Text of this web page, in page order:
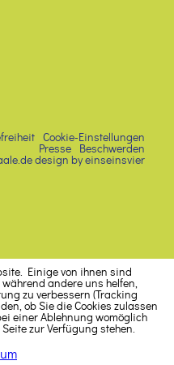
Cookie-Einstellungen
Presse
Beschwerden
design by einseinsvier
Einige von ihnen sind
andere uns helfen,
zu verbessern (Tracking
ob Sie die Cookies zulassen
einer Ablehnung womöglich
zur Verfügung stehen.